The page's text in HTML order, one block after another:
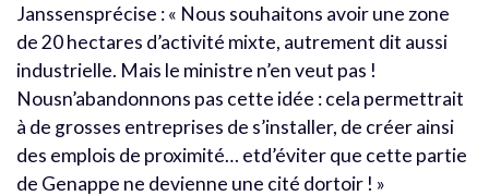
Janssensprécise : « Nous souhaitons avoir une zone
de 20 hectares d’activité mixte, autrement dit aussi
industrielle. Mais le ministre n’en veut pas !
Nousn’abandonnons pas cette idée : cela permettrait
à de grosses entreprises de s’installer, de créer ainsi
des emplois de proximité… etd’éviter que cette partie
de Genappe ne devienne une cité dortoir ! »